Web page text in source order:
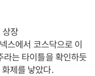
장
스에서 코스닥으로 이
라는 타이틀을 확인하듯
제를 낳았다.